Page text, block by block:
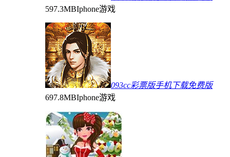
597.3MBIphone游戏
093cc彩票版手机下载免费版
697.8MBIphone游戏